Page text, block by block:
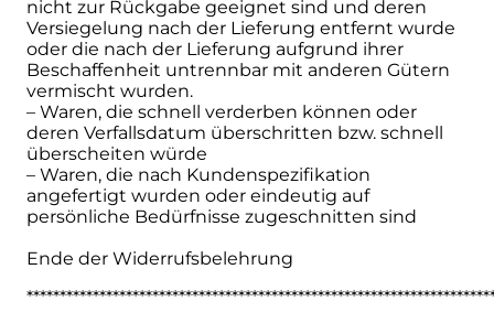
nicht zur Rückgabe geeignet sind und deren
Versiegelung nach der Lieferung entfernt wurde
oder die nach der Lieferung aufgrund ihrer
Beschaffenheit untrennbar mit anderen Gütern
vermischt wurden.
– Waren, die schnell verderben können oder
deren Verfallsdatum überschritten bzw. schnell
überscheiten würde
– Waren, die nach Kundenspezifikation
angefertigt wurden oder eindeutig auf
persönliche Bedürfnisse zugeschnitten sind
Ende der Widerrufsbelehrung